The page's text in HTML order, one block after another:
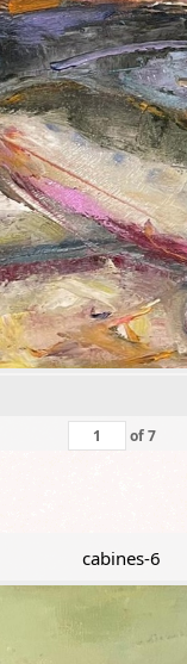
of7
cabines-6